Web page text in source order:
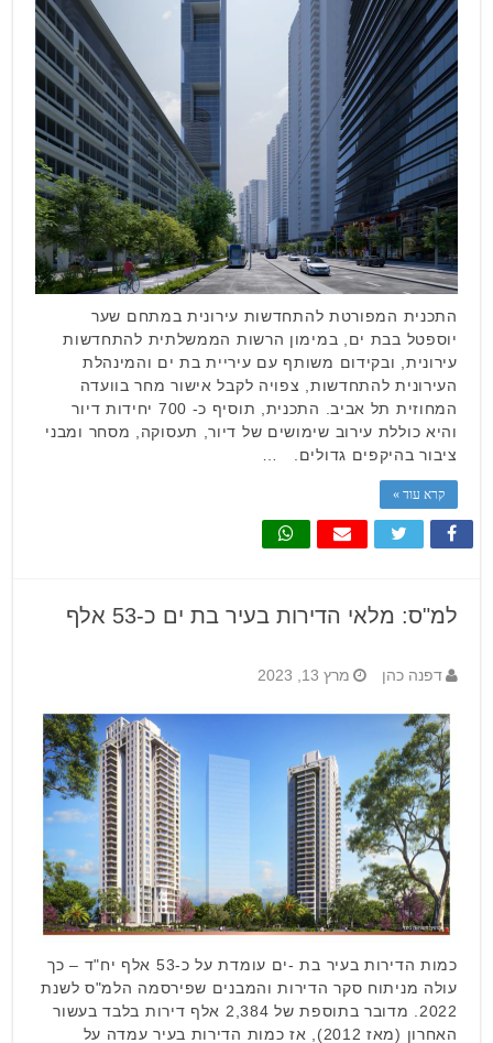
התכנית המפורטת להתחדשות עירונית במתחם שער
יוספטל בבת ים, במימון הרשות הממשלתית להתחדשות
עירונית, ובקידום משותף עם עיריית בת ים והמינהלת
העירונית להתחדשות, צפויה לקבל אישור מחר בוועדה
המחוזית תל אביב. התכנית, תוסיף כ- 700 יחידות דיור
והיא כוללת עירוב שימושים של דיור, תעסוקה, מסחר ומבני
ציבור בהיקפים גדולים. …
קרא עוד »
למ"ס: מלאי הדירות בעיר בת ים כ-53 אלף
דפנה כהן מרץ 13, 2023
כמות הדירות בעיר בת -ים עומדת על כ-53 אלף יח"ד – כך
עולה מניתוח סקר הדירות והמבנים שפירסמה הלמ"ס לשנת
2022. מדובר בתוספת של 2,384 אלף דירות בלבד בעשור
האחרון (מאז 2012), אז כמות הדירות בעיר עמדה על